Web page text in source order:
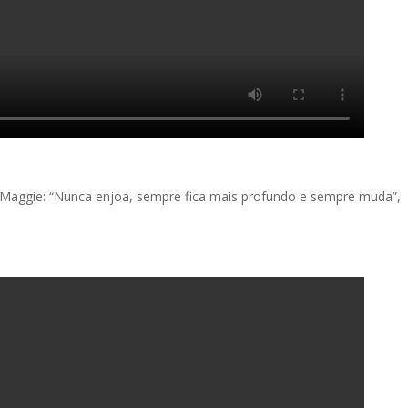
“Nunca enjoa, sempre fica mais profundo e sempre muda”,